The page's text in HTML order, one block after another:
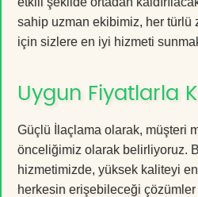
sahip uzman ekibimiz, her türlü
için sizlere en iyi hizmeti
Uygun Fiyatlarla
Güçlü İlaçlama olarak, müşteri
önceliğimiz olarak belirliyoruz.
hizmetimizde, yüksek kaliteyi
herkesin erişebileceği çözümler